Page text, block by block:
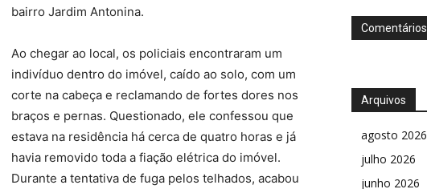
bairro Jardim Antonina.
Ao chegar ao local, os policiais encontraram um
indivíduo dentro do imóvel, caído ao solo, com um
corte na cabeça e reclamando de fortes dores nos
braços e pernas. Questionado, ele confessou que
estava na residência há cerca de quatro horas e já
havia removido toda a fiação elétrica do imóvel.
Durante a tentativa de fuga pelos telhados, acabou
Comentários
Arquivos
agosto 2026
julho 2026
junho 2026